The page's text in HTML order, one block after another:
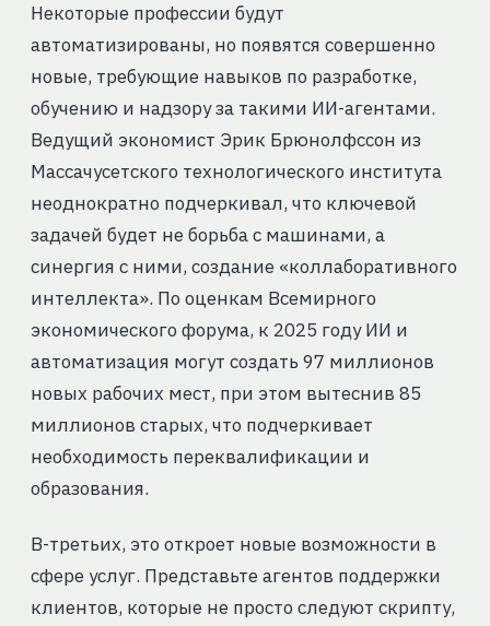
Некоторые профессии будут
автоматизированы, но появятся совершенно
новые, требующие навыков по разработке,
обучению и надзору за такими ИИ-агентами.
Ведущий экономист Эрик Брюнолфссон из
Массачусетского технологического института
неоднократно подчеркивал, что ключевой
задачей будет не борьба с машинами, а
синергия с ними, создание «коллаборативного
интеллекта». По оценкам Всемирного
экономического форума, к 2025 году ИИ и
автоматизация могут создать 97 миллионов
новых рабочих мест, при этом вытеснив 85
миллионов старых, что подчеркивает
необходимость переквалификации и
образования.
В-третьих, это откроет новые возможности в
сфере услуг. Представьте агентов поддержки
клиентов, которые не просто следуют скрипту,